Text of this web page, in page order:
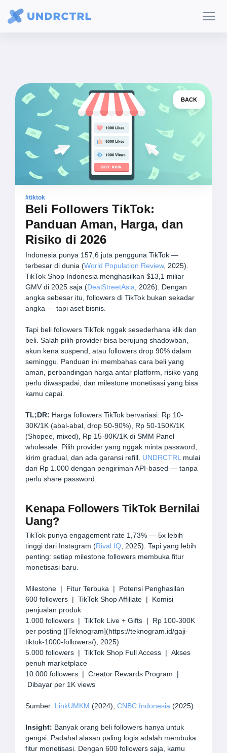
BACK
#tiktok
Beli Followers TikTok:
Panduan Aman, Harga, dan
Risiko di 2026
Indonesia punya 157,6 juta pengguna TikTok —
terbesar di dunia (World Population Review, 2025).
TikTok Shop Indonesia menghasilkan $13,1 miliar
GMV di 2025 saja (DealStreetAsia , 2026). Dengan
angka sebesar itu, followers di TikTok bukan sekadar
angka — tapi aset bisnis.
Tapi beli followers TikTok nggak sesederhana klik dan
beli. Salah pilih provider bisa berujung shadowban,
akun kena suspend, atau followers drop 90% dalam
seminggu. Panduan ini membahas cara beli yang
aman, perbandingan harga antar platform, risiko yang
perlu diwaspadai, dan milestone monetisasi yang bisa
kamu capai.
TL;DR: Harga followers TikTok bervariasi: Rp 10-
30K/1K (abal-abal, drop 50-90%), Rp 50-150K/1K
(Shopee, mixed), Rp 15-80K/1K di SMM Panel
wholesale. Pilih provider yang nggak minta password,
kirim gradual, dan ada garansi refill. UNDRCTRL mulai
dari Rp 1.000 dengan pengiriman API-based — tanpa
perlu share password.
Kenapa Followers TikTok Bernilai
Uang?
TikTok punya engagement rate 1,73% — 5x lebih
tinggi dari Instagram (Rival IQ , 2025). Tapi yang lebih
penting: setiap milestone followers membuka fitur
monetisasi baru.
Milestone | Fitur Terbuka | Potensi Penghasilan
600 followers | TikTok Shop Affiliate | Komisi
penjualan produk
1.000 followers | TikTok Live + Gifts | Rp 100-300K
per posting ([Teknogram](https://teknogram.id/gaji-
tiktok-1000-followers/), 2025)
5.000 followers | TikTok Shop Full Access | Akses
penuh marketplace
10.000 followers | Creator Rewards Program |
Dibayar per 1K views
Sumber: LinkUMKM (2024), CNBC Indonesia (2025)
Insight: Banyak orang beli followers hanya untuk
gengsi. Padahal alasan paling logis adalah membuka
fitur monetisasi. Dengan 600 followers saja, kamu